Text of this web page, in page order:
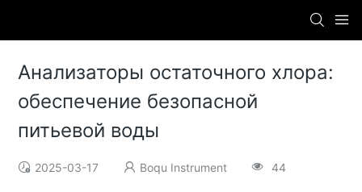
Анализаторы остаточного хлора:
обеспечение безопасной
питьевой воды
2025-03-17 Boqu Instrument 44